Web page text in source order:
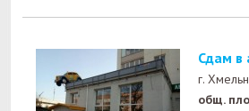
Сдам
г.
общ.